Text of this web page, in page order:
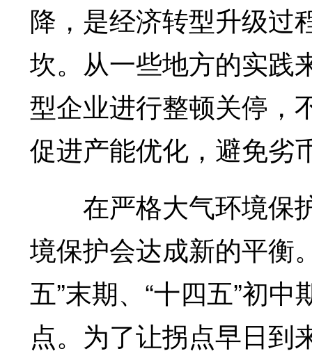
降，是经济转型升级过
坎。从一些地方的实践
型企业进行整顿关停，
促进产能优化，避免劣
在严格大气环境保
境保护会达成新的平衡
五”末期、“十四五”初
点。为了让拐点早日到